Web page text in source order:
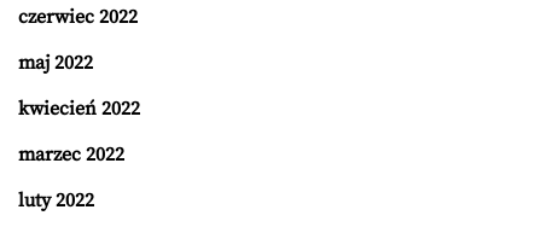
czerwiec 2022
maj 2022
kwiecień 2022
marzec 2022
luty 2022